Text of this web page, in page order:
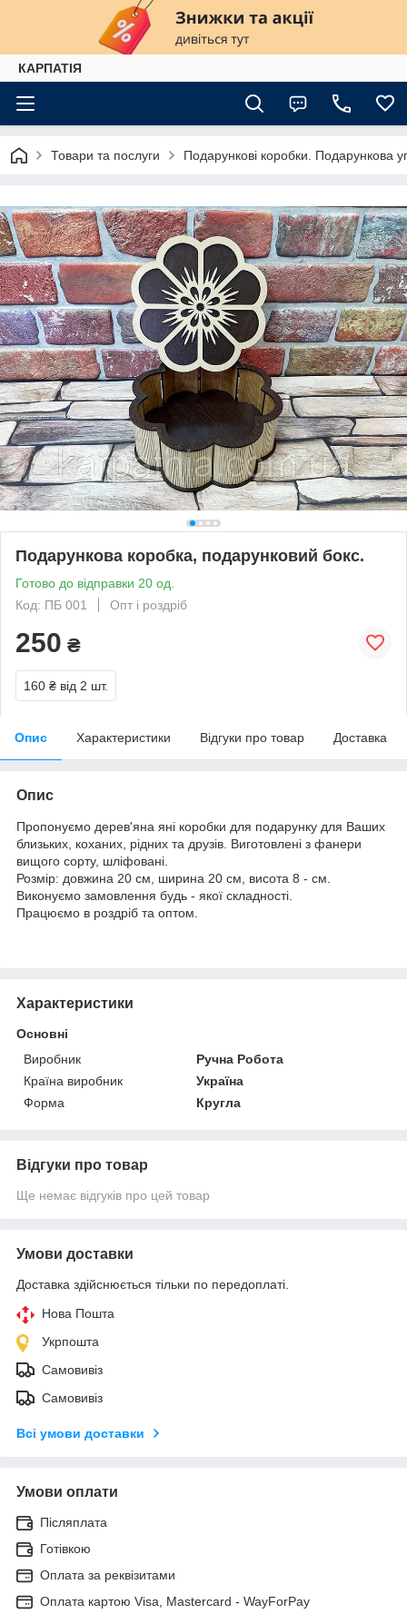
КАРПАТІЯ
Товари та послуги Подарункові коробки. Подарункова
Подарункова коробка, подарунковий бокс.
Готово до відправки 20 од.
Код: ПБ 001
Опт і роздріб
250 ₴
160 ₴ від 2 шт.
Опис Характеристики Відгуки про товар Доставка
Опис
Пропонуємо дерев'яна яні коробки для подарунку для Ваших
близьких, коханих, рідних та друзів. Виготовлені з фанери
вищого сорту, шліфовані.
Розмір: довжина 20 см, ширина 20 см, висота 8 - см.
Виконуємо замовлення будь - якої складності.
Працюємо в роздріб та оптом.
Характеристики
Основні
Виробник
Ручна Робота
Країна виробник
Україна
Форма
Кругла
Відгуки про товар
Ще немає відгуків про цей товар
Умови доставки
Доставка здійснюється тільки по передоплаті.
Нова Пошта
Укрпошта
Самовивіз
Самовивіз
Всі умови доставки
Умови оплати
Післяплата
Готівкою
Оплата за реквізитами
Оплата картою Visa, Mastercard - WayForPay